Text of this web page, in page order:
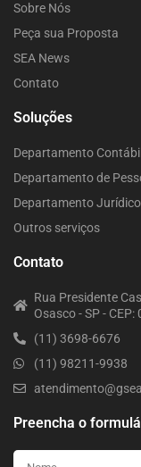
Sobre Nós
Peça sua Proposta
SEA News
Contato
Soluções
Departamento Contábil
Departamento de
Departamento Jurídico
Outros serviços
Contato
Rua Presidente
Osasco - SP -
(11) 3698-6676
(11) 98211-9938
Preencha o